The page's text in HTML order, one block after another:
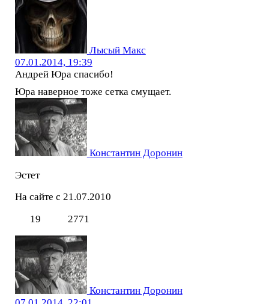
Лысый Макс
07.01.2014, 19:39
Андрей Юра спасибо!
Юра наверное тоже сетка смущает.
Константин Доронин
Эстет
На сайте с 21.07.2010
19
2771
Константин Доронин